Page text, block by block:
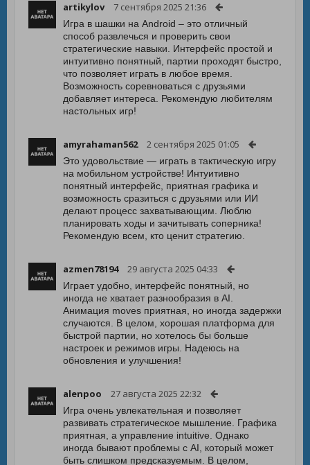
artikylov 7 сентября 2025 21:36
Игра в шашки на Android – это отличный
способ развлечься и проверить свои
стратегические навыки. Интерфейс простой и
интуитивно понятный, партии проходят быстро,
что позволяет играть в любое время.
Возможность соревноваться с друзьями
добавляет интереса. Рекомендую любителям
настольных игр!
amyrahaman562 2 сентября 2025 01:05
Это удовольствие — играть в тактическую игру
на мобильном устройстве! Интуитивно
понятный интерфейс, приятная графика и
возможность сразиться с друзьями или ИИ
делают процесс захватывающим. Люблю
планировать ходы и зачитывать соперника!
Рекомендую всем, кто ценит стратегию.
azmen78194 29 августа 2025 04:33
Играет удобно, интерфейс понятный, но
иногда не хватает разнообразия в AI.
Анимация moves приятная, но иногда задержки
случаются. В целом, хорошая платформa для
быстрой партии, но хотелось бы больше
настроек и режимов игры. Надеюсь на
обновления и улучшения!
alenpoo 27 августа 2025 22:32
Игра очень увлекательная и позволяет
развивать стратегическое мышление. Графика
приятная, а управление intuitive. Однако
иногда бывают проблемы с AI, который может
быть слишком предсказуемым. В целом,